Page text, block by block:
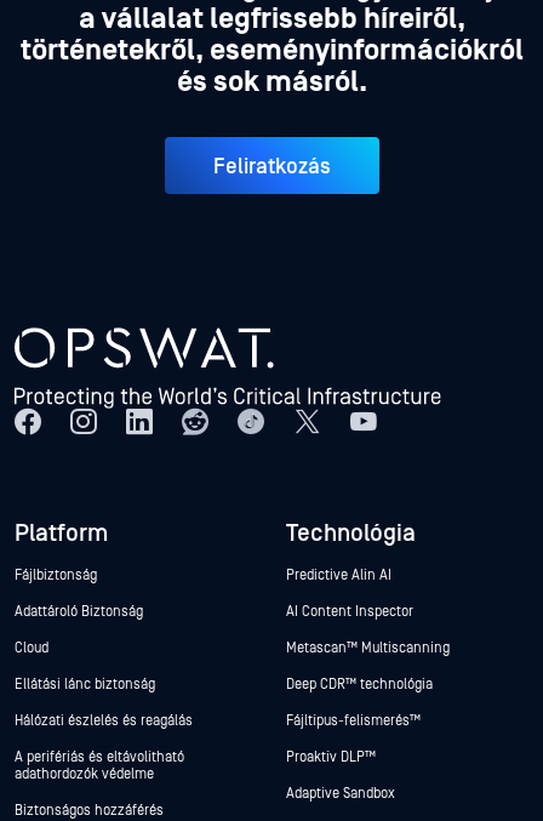
a vállalat legfrissebb híreiről,
történetekről, eseményinformációkról
és sok másról.
Feliratkozás
Platform
Fájlbiztonság
Adattároló Biztonság
Cloud
Ellátási lánc biztonság
Hálózati észlelés és reagálás
A perifériás és eltávolítható
adathordozók védelme
Biztonságos hozzáférés
Technológia
Predictive Alin AI
AI Content Inspector
Metascan™ Multiscanning
Deep CDR™ technológia
Fájltípus-felismerés™
Proaktív DLP™
Adaptive Sandbox